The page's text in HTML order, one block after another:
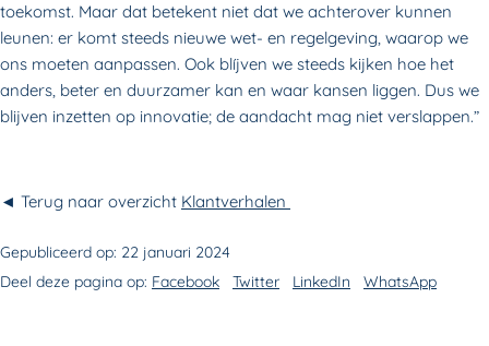
toekomst. Maar dat betekent niet dat we achterover kunnen
leunen: er komt steeds nieuwe wet- en regelgeving, waarop we
ons moeten aanpassen. Ook blíjven we steeds kijken hoe het
anders, beter en duurzamer kan en waar kansen liggen. Dus we
blijven inzetten op innovatie; de aandacht mag niet verslappen.”
◄ Terug naar overzicht Klantverhalen
Gepubliceerd op: 22 januari 2024
Deel deze pagina op: Facebook Twitter LinkedIn WhatsApp